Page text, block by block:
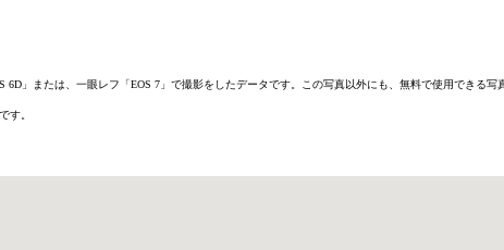
6D」または、一眼レフ「EOS 7」で撮影をしたデータです。この写真以外にも、無料で使用できる
す。